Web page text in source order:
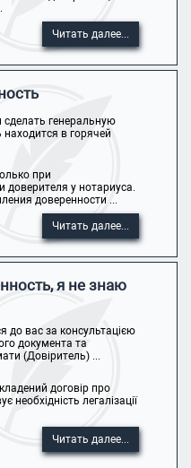
Читать далее...
генеральную
в горячей
при
доверителя у нотариуса.
доверенности ...
Читать далее...
я не знаю
до вас за консультацією
документа та
(Довіритель) ...
договір про
необхідність легалізації
Читать далее...